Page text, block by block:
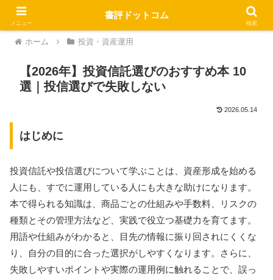
ホーム 投資・資産運用
【2026年】投資信託選びのおすすめ本 10
選｜投信選びで失敗しない
2026.05.14
はじめに
投資信託や投信選びについて学ぶことは、資産形成を始める
人にも、すでに運用している人にも大きな助けになります。
本で得られる知識は、商品ごとの仕組みや手数料、リスクの
種類とその管理方法など、実践で役立つ基礎力を育てます。
用語や仕組みがわかると、目先の情報に振り回されにくくな
り、自分の目的に合った選択がしやすくなります。さらに、
失敗しやすいポイントや実際の運用例に触れることで、誤っ
メニュー
書評ドットコム
検索